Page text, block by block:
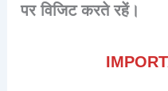
पर विजिट करते रहें।